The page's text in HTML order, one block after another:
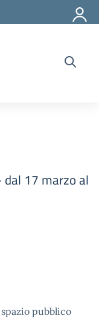
dal 17 marzo al
pubblico